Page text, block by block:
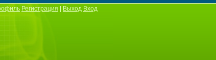
Регистрация Выход Вход